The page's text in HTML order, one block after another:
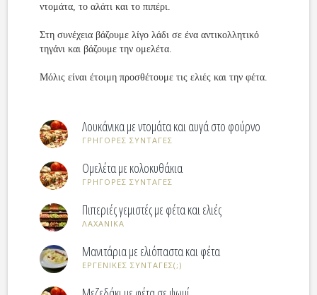
ντομάτα, το αλάτι και το πιπέρι.
Στη συνέχεια βάζουμε λίγο λάδι σε ένα αντικολλητικό
τηγάνι και βάζουμε την ομελέτα.
Μόλις είναι έτοιμη προσθέτουμε τις ελιές και την φέτα.
Λουκάνικα με ντομάτα και αυγά στο φούρνο
ΓΡΗΓΟΡΕΣ ΣΥΝΤΑΓΕΣ
Ομελέτα με κολοκυθάκια
ΓΡΗΓΟΡΕΣ ΣΥΝΤΑΓΕΣ
Πιπεριές γεμιστές με φέτα και ελιές
ΛΑΧΑΝΙΚΑ
Μανιτάρια με ελιόπαστα και φέτα
ΕΡΓΕΝΙΚΕΣ ΣΥΝΤΑΓΕΣ(;)